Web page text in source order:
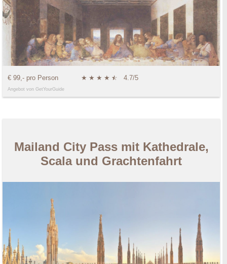
€ 99,- pro Person ★ ★ ★ ★ ★
☆ 4.7/5
Angebot von GetYourGuide
Mailand City Pass mit Kathedrale,
Scala und Grachtenfahrt